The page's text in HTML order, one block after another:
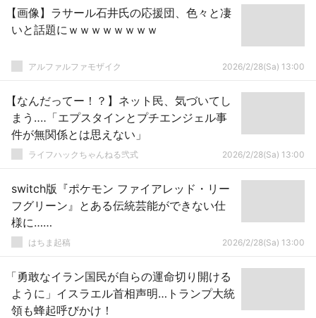
【画像】ラサール石井氏の応援団、色々と凄
いと話題にｗｗｗｗｗｗｗｗ
アルファルファモザイク 2026/2/28(Sa) 13:00
【なんだってー！？】ネット民、気づいてし
まう‥‥「エプスタインとプチエンジェル事
件が無関係とは思えない」
ライフハックちゃんねる弐式 2026/2/28(Sa) 13:00
switch版『ポケモン ファイアレッド・リー
フグリーン』とある伝統芸能ができない仕
様に……
はちま起稿 2026/2/28(Sa) 13:00
「勇敢なイラン国民が自らの運命切り開ける
ように」イスラエル首相声明…トランプ大統
領も蜂起呼びかけ！